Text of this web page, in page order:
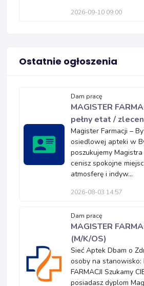
2026-09-10 09:00
Ostatnie ogłoszenia
Dam pracę
MAGISTER
pełny etat /
Magister Farmacji –
osiedlowej apteki w
poszukujemy Magistra
cenisz spokojne
atmosferę i indyw...
2026-08-03 14:57
Dam pracę
MAGISTER
(M/K/OS)
Sieć Aptek Dbam o
osoby na stanowisko:
FARMACJI Szukamy
posiadasz dyplom